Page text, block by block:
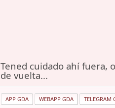
Tened cuidado ahí fuera,
de vuelta...
APP GDA WEBAPP GDA TELEGRAM